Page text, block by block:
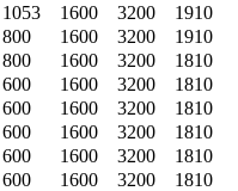
1053 1600 3200
1910
800 1600 3200
1910
800 1600 3200
1810
600 1600 3200
1810
600 1600 3200
1810
600 1600 3200
1810
600 1600 3200
1810
600 1600 3200
1810